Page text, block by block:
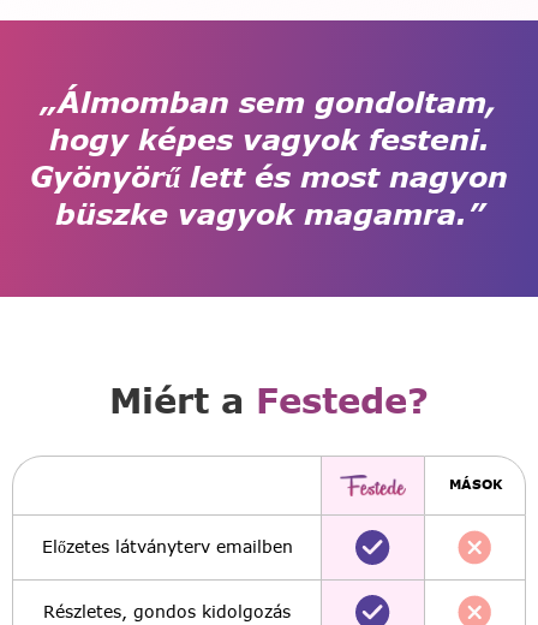
„Álmomban sem gondoltam,
hogy képes vagyok festeni.
Gyönyörű lett és most nagyon
büszke vagyok magamra.”
Miért a Festede?
MÁSOK
Előzetes látványterv emailben
Részletes, gondos kidolgozás